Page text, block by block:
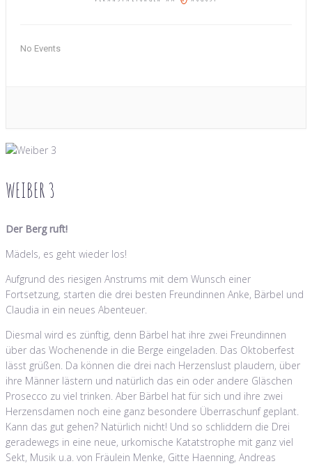
No Events
WEIBER 3
Der Berg ruft!
Mädels, es geht wieder los!
Aufgrund des riesigen Anstrums mit dem Wunsch einer
Fortsetzung, starten die drei besten Freundinnen Anke, Bärbel und
Claudia in ein neues Abenteuer.
Diesmal wird es zünftig, denn Bärbel hat ihre zwei Freundinnen
über das Wochenende in die Berge eingeladen. Das Oktoberfest
lässt grüßen. Da können die drei nach Herzenslust plaudern, über
ihre Männer lästern und natürlich das ein oder andere Gläschen
Prosecco zu viel trinken. Aber Bärbel hat für sich und ihre zwei
Herzensdamen noch eine ganz besondere Überraschunf geplant.
Kann das gut gehen? Natürlich nicht! Und so schliddern die Drei
geradewegs in eine neue, urkomische Katatstrophe mit ganz viel
Sekt, Musik u.a. von Fräulein Menke, Gitte Haenning, Andreas